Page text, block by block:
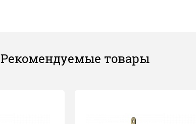
Рекомендуемые товары